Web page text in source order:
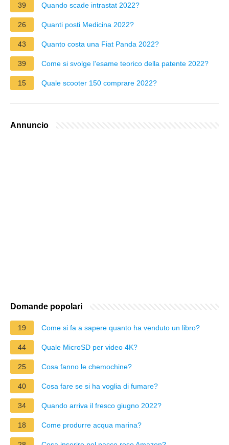
39 Quando scade intrastat 2022?
26 Quanti posti Medicina 2022?
43 Quanto costa una Fiat Panda 2022?
39 Come si svolge l'esame teorico della patente 2022?
15 Quale scooter 150 comprare 2022?
Annuncio
Domande popolari
19 Come si fa a sapere quanto ha venduto un libro?
44 Quale MicroSD per video 4K?
25 Cosa fanno le chemochine?
40 Cosa fare se si ha voglia di fumare?
34 Quando arriva il fresco giugno 2022?
18 Come produrre acqua marina?